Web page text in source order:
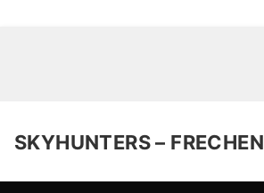
SKYHUNTERS – FRECHEN